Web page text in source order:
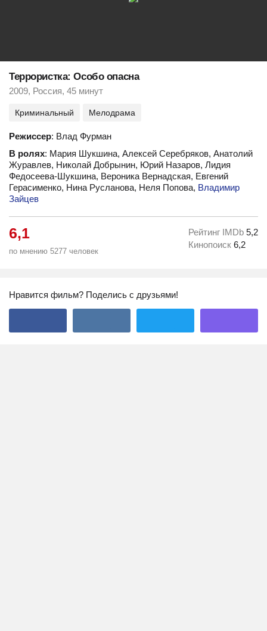
Террористка: Особо опасна
2009, Россия, 45 минут
Криминальный Мелодрама
Режиссер: Влад Фурман
В ролях: Мария Шукшина, Алексей Серебряков, Анатолий
Журавлев, Николай Добрынин, Юрий Назаров, Лидия
Федосеева-Шукшина, Вероника Вернадская, Евгений
Герасименко, Нина Русланова, Неля Попова, Владимир
Зайцев
6,1
по мнению 5277 человек
Рейтинг IMDb 5,2
Кинопоиск 6,2
Нравится фильм? Поделись с друзьями!